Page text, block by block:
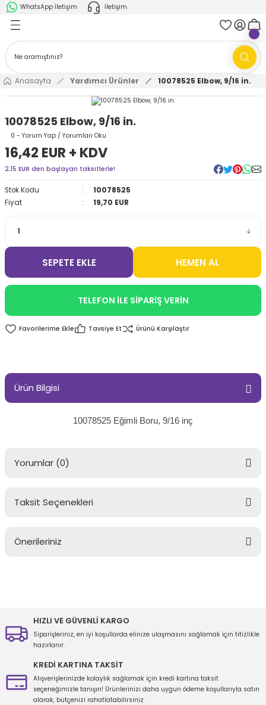
WhatsApp İletişim İletişim
Geri Dön
AMR'ler
Ark Kaynağı Robotları
Ark Kaynağı Robotları
Boya Robotları
Geri Dön
Anasayfa Yardımcı Ürünler 10078525 Elbow, 9/16 in.
10078525 Elbow, 9/16 in.
0 - Yorum Yap / Yorumları Oku
16,42 EUR + KDV
2,15 EUR den başlayan taksitlerle!
Stok Kodu
10078525
Fiyat
19,70 EUR
SEPETE EKLE HEMEN AL
TELEFON İLE SİPARİŞ VERİN
Tavsiye Et Ürünü Karşılaştır
Ürün Bilgisi
10078525 Eğimli Boru, 9/16 inç
Yorumlar (0)
Taksit Seçenekleri
Önerileriniz
Ürün resmi kalitesiz, bozuk veya görüntülenemiyor.
Ürün bilgilerinde hatalar bulunuyor.
Ürün fiyatı diğer sitelerden daha pahalı.
HIZLI VE GÜVENLİ KARGO
Siparişleriniz, en iyi koşullarda elinize ulaşmasını sağlamak için titizlikle
hazırlanır.
KREDİ KARTINA TAKSİT
Alışverişlerinizde kolaylık sağlamak için kredi kartına taksit
seçeneğimizle tanışın! Ürünlerinizi daha uygun ödeme koşullarıyla satın
alarak, bütçenizi rahatlatabilirsiniz.